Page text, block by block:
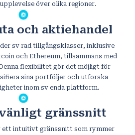
över olika regioner.
och aktiehandel
sv rad tillgångsklasser, inklusive
och Ethereum, tillsammans med
flexibilitet gör det möjligt för
sina portföljer och utforska
inom sv enda plattform.
gränssnitt
ett intuitivt gränssnitt som rymmer